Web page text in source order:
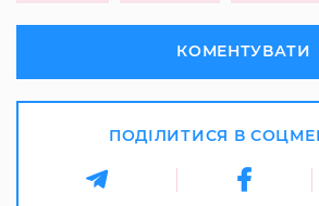
КОМЕНТУВАТИ
ПОДІЛИТИСЯ В